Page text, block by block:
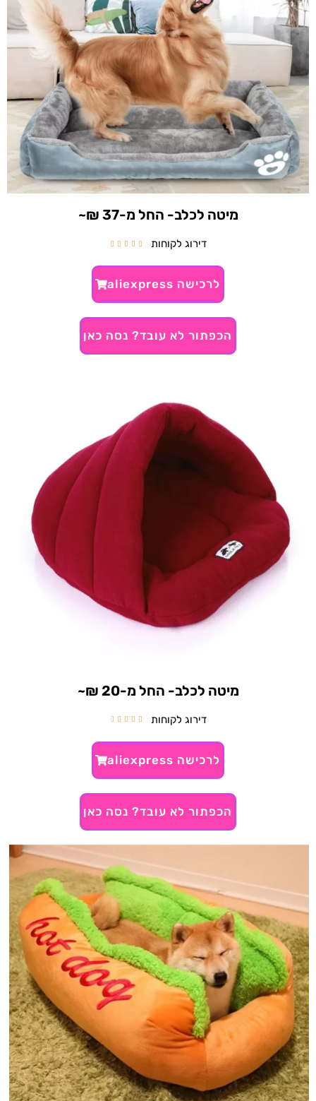
מיטה לכלב- החל מ-37 ₪~
דירוג לקוחות 




לרכישה aliexpress
הכפתור לא עובד? נסה כאן
מיטה לכלב- החל מ-20 ₪~
דירוג לקוחות 




לרכישה aliexpress
הכפתור לא עובד? נסה כאן